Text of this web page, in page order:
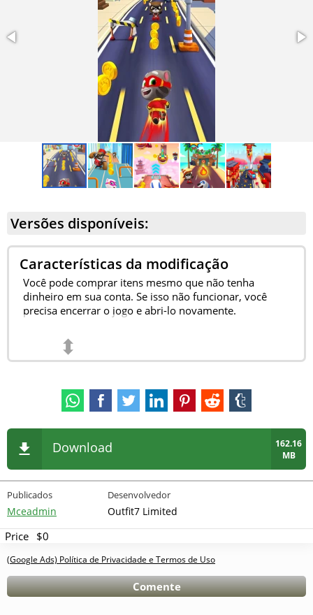
Versões disponíveis:
Características da modificação
Você pode comprar itens mesmo que não tenha
dinheiro em sua conta. Se isso não funcionar, você
precisa encerrar o jogo e abri-lo novamente.
⬍
Download
162.16
MB
Publicados
Mceadmin
Desenvolvedor
Outfit7 Limited
Price $0
(Google Ads) Política de Privacidade e Termos de Uso
Comente